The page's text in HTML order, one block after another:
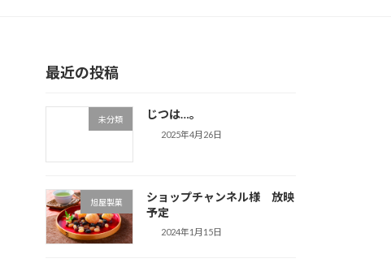
最近の投稿
未分類 じつは…。
2025年4月26日
旭屋製菓
ショップチャンネル様 放映
予定
2024年1月15日